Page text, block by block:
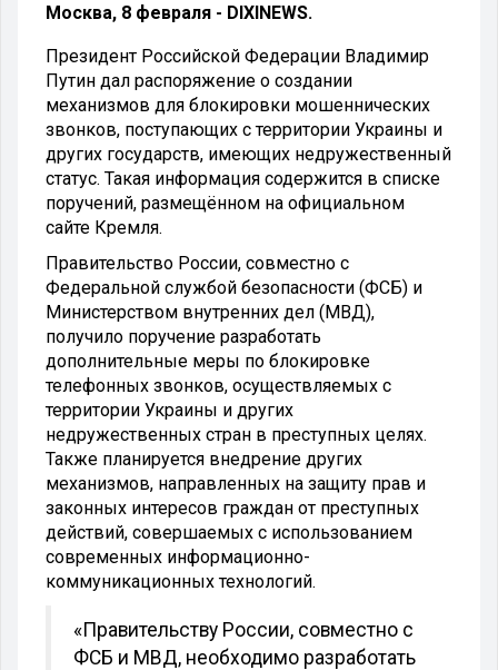
Москва, 8 февраля - DIXINEWS.
Президент Российской Федерации Владимир
Путин дал распоряжение о создании
механизмов для блокировки мошеннических
звонков, поступающих с территории Украины и
других государств, имеющих недружественный
статус. Такая информация содержится в списке
поручений, размещённом на официальном
сайте Кремля.
Правительство России, совместно с
Федеральной службой безопасности (ФСБ) и
Министерством внутренних дел (МВД),
получило поручение разработать
дополнительные меры по блокировке
телефонных звонков, осуществляемых с
территории Украины и других
недружественных стран в преступных целях.
Также планируется внедрение других
механизмов, направленных на защиту прав и
законных интересов граждан от преступных
действий, совершаемых с использованием
современных информационно-
коммуникационных технологий.
«Правительству России, совместно с
ФСБ и МВД, необходимо разработать